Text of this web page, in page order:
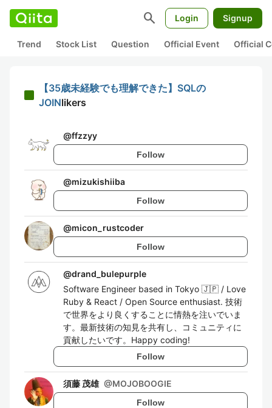
search Login Signup
Trend Stock List Question Official Event Official
【35歳未経験でも理解できた】SQLの
JOINlikers
@ffzzyy
Follow
@mizukishiiba
Follow
@micon_rustcoder
Follow
@drand_bulepurple
Software Engineer based in Tokyo 🇯🇵 / Love
Ruby & React / Open Source enthusiast. 技術
で世界をより良くすることに情熱を注いでいま
す。最新技術の知見を共有し、コミュニティに
貢献したいです。Happy coding!
Follow
須藤 茂雄 @MOJOBOOGIE
Follow